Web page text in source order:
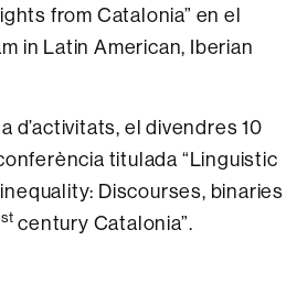
from Catalonia” en el
in Latin American, Iberian
d’activitats, el divendres 10
titulada “Linguistic
Discourses, binaries
st century Catalonia”.